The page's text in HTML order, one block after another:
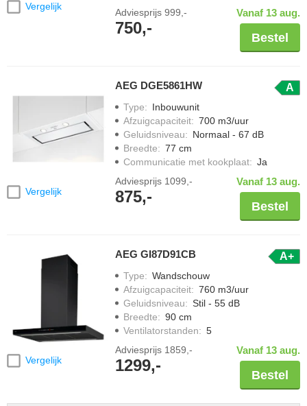
Vergelijk
Adviesprijs 999,-
750,-
Vanaf 13 aug.
Bestel
Vergelijk
AEG DGE5861HW A
Type: Inbouwunit
Afzuigcapaciteit: 700 m3/uur
Geluidsniveau: Normaal - 67 dB
Breedte: 77 cm
Communicatie met kookplaat: Ja
Adviesprijs 1099,-
875,-
Vanaf 13 aug.
Bestel
Vergelijk
AEG GI87D91CB A+
Type: Wandschouw
Afzuigcapaciteit: 760 m3/uur
Geluidsniveau: Stil - 55 dB
Breedte: 90 cm
Ventilatorstanden: 5
Adviesprijs 1859,-
1299,-
Vanaf 13 aug.
Bestel